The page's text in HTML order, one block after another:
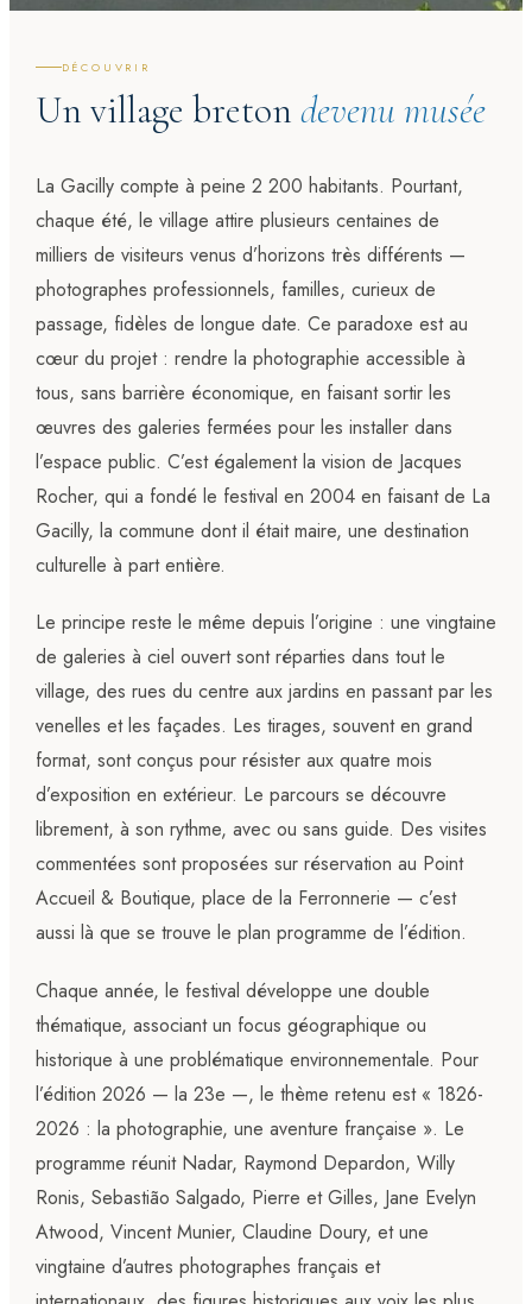
DÉCOUVRIR
Un village breton devenu musée
La Gacilly compte à peine 2 200 habitants. Pourtant,
chaque été, le village attire plusieurs centaines de
milliers de visiteurs venus d’horizons très différents —
photographes professionnels, familles, curieux de
passage, fidèles de longue date. Ce paradoxe est au
cœur du projet : rendre la photographie accessible à
tous, sans barrière économique, en faisant sortir les
œuvres des galeries fermées pour les installer dans
l’espace public. C’est également la vision de Jacques
Rocher, qui a fondé le festival en 2004 en faisant de La
Gacilly, la commune dont il était maire, une destination
culturelle à part entière.
Le principe reste le même depuis l’origine : une vingtaine
de galeries à ciel ouvert sont réparties dans tout le
village, des rues du centre aux jardins en passant par les
venelles et les façades. Les tirages, souvent en grand
format, sont conçus pour résister aux quatre mois
d’exposition en extérieur. Le parcours se découvre
librement, à son rythme, avec ou sans guide. Des visites
commentées sont proposées sur réservation au Point
Accueil & Boutique, place de la Ferronnerie — c’est
aussi là que se trouve le plan programme de l’édition.
Chaque année, le festival développe une double
thématique, associant un focus géographique ou
historique à une problématique environnementale. Pour
l’édition 2026 — la 23e —, le thème retenu est « 1826-
2026 : la photographie, une aventure française ». Le
programme réunit Nadar, Raymond Depardon, Willy
Ronis, Sebastião Salgado, Pierre et Gilles, Jane Evelyn
Atwood, Vincent Munier, Claudine Doury, et une
vingtaine d’autres photographes français et